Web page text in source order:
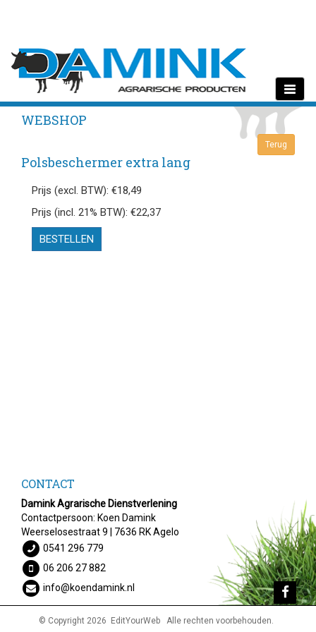
Toggle
WEBSHOP
Polsbeschermer extra lang
Prijs (excl. BTW): €18,49
Prijs (incl. 21% BTW): €22,37
BESTELLEN
CONTACT
Damink Agrarische Dienstverlening
Contactpersoon: Koen Damink
Weerselosestraat 9 | 7636 RK Agelo
0541 296 779
06 206 27 882
info@koendamink.nl
© Copyright 2026 EditYourWebAlle rechten voorbehouden.